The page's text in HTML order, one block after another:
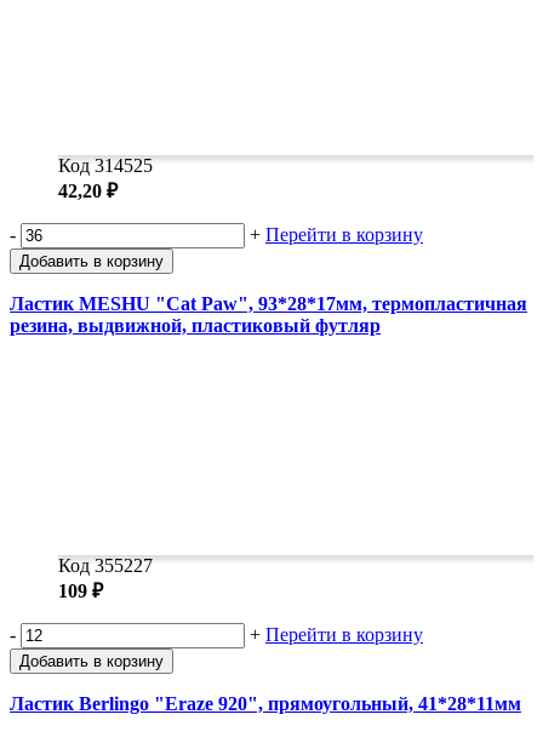
Код 314525
42,20 ₽
- + Перейти в корзину
Добавить в корзину
Ластик MESHU "Cat Paw", 93*28*17мм, термопластичная
резина, выдвижной, пластиковый футляр
Код 355227
109 ₽
- + Перейти в корзину
Добавить в корзину
Ластик Berlingo "Eraze 920", прямоугольный, 41*28*11мм